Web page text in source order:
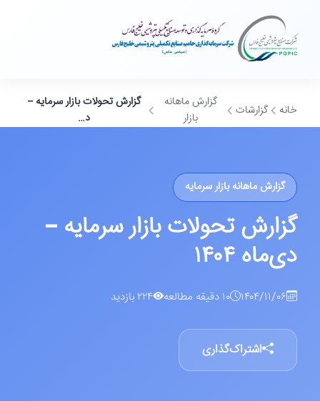
خانه گزارشات
گزارش ماهانه
بازار
گزارش تحولات بازار سرمایه –
د…
گزارش ماهانه بازار سرمایه
گزارش تحولات بازار سرمایه –
دی‌ماه ۱۴۰۴
۱۴۰۴/۱۱/۰۶ ۱۰ دقیقه مطالعه ۲۲۴ بازدید
اشتراک‌گذاری